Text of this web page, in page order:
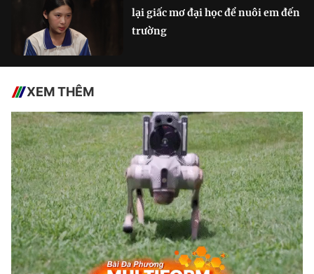
lại giấc mơ đại học để nuôi em đến
trường
XEM THÊM